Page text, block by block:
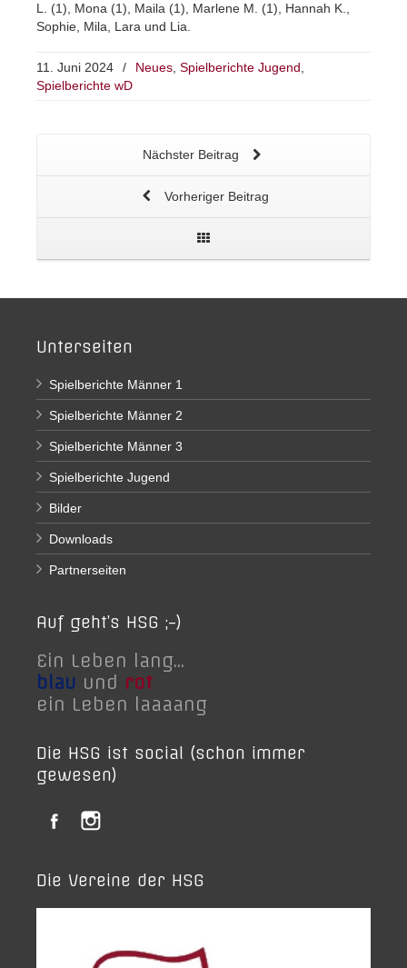
L. (1), Mona (1), Maila (1), Marlene M. (1), Hannah K.,
Sophie, Mila, Lara und Lia.
11. Juni 2024 / Neues Spielberichte Jugend
Spielberichte wD
Nächster Beitrag
Vorheriger Beitrag
Unterseiten
Spielberichte Männer 1
Spielberichte Männer 2
Spielberichte Männer 3
Spielberichte Jugend
Bilder
Downloads
Partnerseiten
Auf geht’s HSG ;-)
Ein Leben lang...
blau und rot
ein Leben laaaang
Die HSG ist social (schon immer
gewesen)
Die Vereine der HSG